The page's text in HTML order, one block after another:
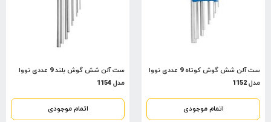
ست آلن شش گوش کوتاه 9 عددی نووا
مدل 1152
اتمام موجودی
ست آلن شش گوش بلند 9 عددی نووا
مدل 1154
اتمام موجودی